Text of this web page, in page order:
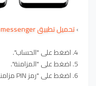
›تحميل تطبيق messenger للكمبيوتر
4. اضغط على "الحساب".
5. اضغط على "المزامنة".
6. اضغط على "رمز PIN مزامنة سجل الدردشات":